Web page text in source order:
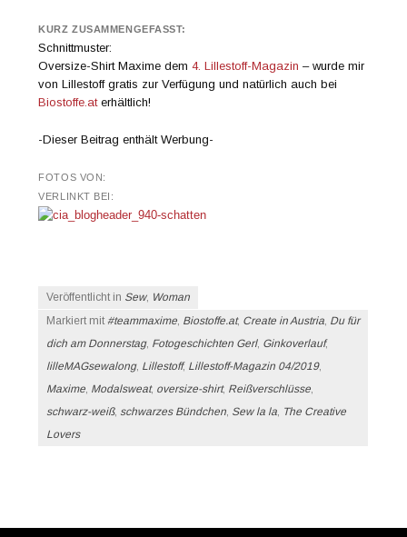
KURZ ZUSAMMENGEFASST:
Schnittmuster:
Oversize-Shirt Maxime dem4. Lillestoff-Magazin – wurde mir
von Lillestoff gratis zur Verfügung und natürlich auch bei
Biostoffe.aterhältlich!
-Dieser Beitrag enthält Werbung-
FOTOS VON:
VERLINKT BEI:
Veröffentlicht in Sew, Woman
Markiert mit#teammaxime, Biostoffe.at, Create in Austria, Du für
dich am Donnerstag, Fotogeschichten Gerl, Ginkoverlauf,
lilleMAGsewalong, Lillestoff, Lillestoff-Magazin 04/2019,
Maxime, Modalsweat, oversize-shirt, Reißverschlüsse,
schwarz-weiß, schwarzes Bündchen, Sew la la, The Creative
Lovers